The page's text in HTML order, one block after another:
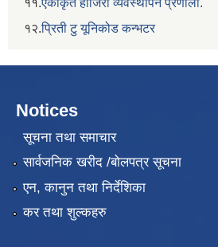
११.एकीकृत हाजिरी व्यवस्थापन प्रणाली.
१२.प्रिती टु यूनिकोड कन्भटर
Notices
सूचना तथा समाचार
सार्वजनिक खरीद /बोलपत्र सूचना
एन, कानुन तथा निर्देशिका
कर तथा शुल्कहरु